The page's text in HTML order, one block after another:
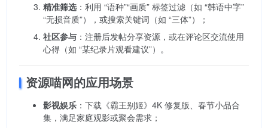
精准筛选：利用 “语种”“画质” 标签过滤（如 “韩语中字”
“无损音质”），或搜索关键词（如 “三体”）；
社区参与 ：注册后发帖分享资源，或在评论区交流使用
心得（如 “某纪录片观看建议”）。
资源喵网的应用场景
影视娱乐 ：下载《霸王别姬》4K 修复版、春节小品合
集，满足家庭观影或聚会需求；